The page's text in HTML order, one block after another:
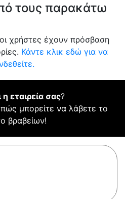
τους παρακάτω
χρήστες έχουν πρόσβαση
Κάντε κλικ εδώ για να
η εταιρεία σας?
πώς μπορείτε να λάβετε το
βραβείων!